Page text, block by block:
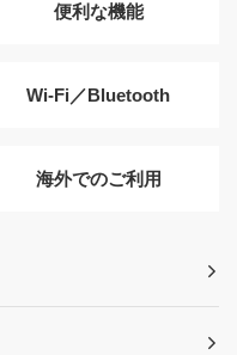
便利な機能
Wi-Fi／Bluetooth
海外でのご利用